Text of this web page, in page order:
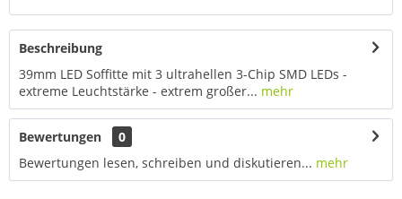
Beschreibung
39mm LED Soffitte mit 3 ultrahellen 3-Chip SMD LEDs -
extreme Leuchtstärke - extrem großer... mehr
Bewertungen
0
Bewertungen lesen, schreiben und diskutieren... mehr